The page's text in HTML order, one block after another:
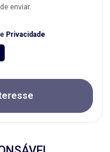
enviar.
e Privacidade